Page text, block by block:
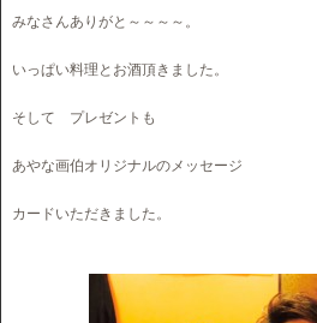
みなさんありがと～～～～。
いっぱい料理とお酒頂きました。
そして プレゼントも
あやな画伯オリジナルのメッセージ
カードいただきました。